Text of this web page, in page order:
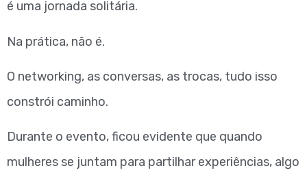
é uma jornada solitária.
Na prática, não é.
O networking, as conversas, as trocas, tudo isso
constrói caminho.
Durante o evento, ficou evidente que quando
mulheres se juntam para partilhar experiências, algo